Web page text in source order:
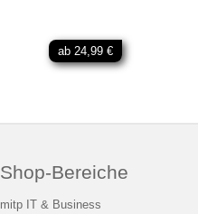
ab 24,99 €
Shop-Bereiche
mitp IT & Business